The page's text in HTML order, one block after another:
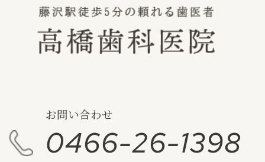
お問い合わせ
0466-26-1398